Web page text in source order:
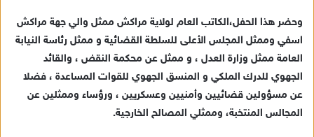
ل
ك
ت
ر
و
وحضر هذا الحفل،الكاتب العام لولاية مراكش ممثل والي جهة مراكش
اسفي وممثل المجلس الأعلى للسلطة القضائية و ممثل رئاسة النيابة
العامة ممثل وزارة العدل ، و ممثل عن محكمة النقض ، والقائد
الجهوي للدرك الملكي و المنسق الجهوي للقوات المساعدة ، فضلا
عن مسؤولين قضائيين وأمنيين وعسكريين ، ورؤساء وممثلين عن
المجالس المنتخبة، وممثلي المصالح الخارجية.